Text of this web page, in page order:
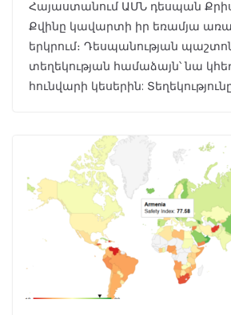
Հայաստանում ԱՄՆ դեսպան
Քվինը կավարտի իր եռամյա
երկրում։ Դեսպանության
տեղեկության համաձայն՝ նա
հունվարի կեսերին: